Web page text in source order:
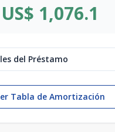
US$ 1,076.1
del Préstamo
Tabla de Amortización